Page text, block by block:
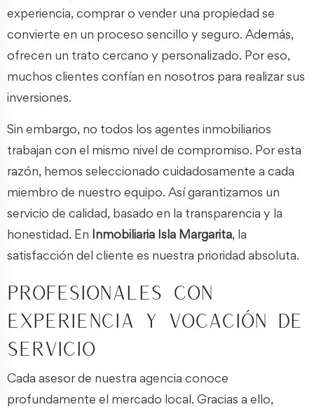
experiencia, comprar o vender una propiedad se
convierte en un proceso sencillo y seguro. Además,
ofrecen un trato cercano y personalizado. Por eso,
muchos clientes confían en nosotros para realizar sus
inversiones.
Sin embargo, no todos los agentes inmobiliarios
trabajan con el mismo nivel de compromiso. Por esta
razón, hemos seleccionado cuidadosamente a cada
miembro de nuestro equipo. Así garantizamos un
servicio de calidad, basado en la transparencia y la
honestidad. En
Inmobiliaria Isla Margarita, la
satisfacción del cliente es nuestra prioridad absoluta.
Profesionales con
experiencia y vocación de
servicio
Cada asesor de nuestra agencia conoce
profundamente el mercado local. Gracias a ello,